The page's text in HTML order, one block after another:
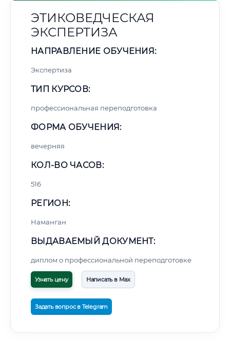
ЭТИКОВЕДЧЕСКАЯ
ЭКСПЕРТИЗА
НАПРАВЛЕНИЕ ОБУЧЕНИЯ:
Экспертиза
ТИП КУРСОВ:
профессиональная переподготовка
ФОРМА ОБУЧЕНИЯ:
вечерняя
КОЛ-ВО ЧАСОВ:
516
РЕГИОН:
Наманган
ВЫДАВАЕМЫЙ ДОКУМЕНТ:
диплом о профессиональной переподготовке
Узнать цену Написать в Max
Задать вопрос в Telegram